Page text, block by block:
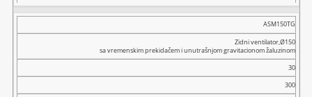
ASM150TG
Zidni ventilator,Ø150
sa vremenskim prekidačem i unutrašnjom gravitacionom žaluzinom
30
300